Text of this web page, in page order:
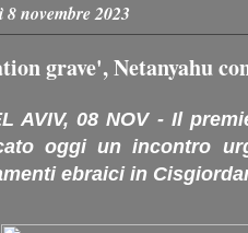
8 novembre 2023
grave', Netanyahu
AVIV, 08 NOV - Il
oggi un incontro
ebraici in